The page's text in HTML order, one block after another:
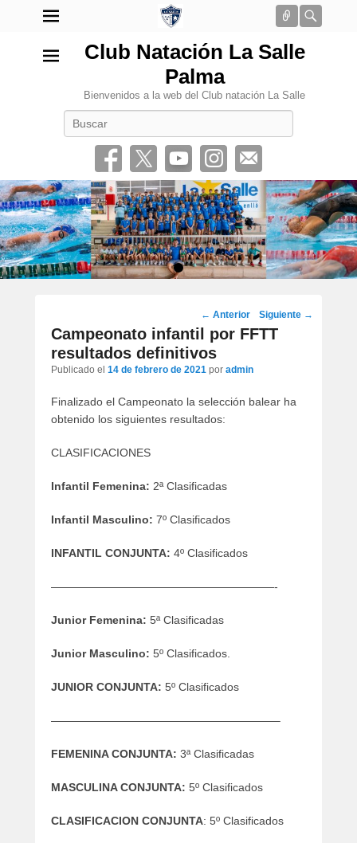
Conectar
Club Natación La Salle
Palma
Bienvenidos a la web del Club natación La Salle
•
Navegación
por
los
artículos
← Anterior Siguiente →
Campeonato infantil por FFTT
resultados definitivos
Publicado el 14 de febrero de 2021 por admin
Finalizado el Campeonato la selección balear ha
obtenido los siguientes resultados:
CLASIFICACIONES
Infantil Femenina: 2ª Clasificadas
Infantil Masculino: 7º Clasificados
INFANTIL CONJUNTA: 4º Clasificados
————————————————————-
Junior Femenina: 5ª Clasificadas
Junior Masculino: 5º Clasificados.
JUNIOR CONJUNTA: 5º Clasificados
————————————————————–
FEMENINA CONJUNTA: 3ª Clasificadas
MASCULINA CONJUNTA: 5º Clasificados
CLASIFICACION CONJUNTA: 5º Clasificados